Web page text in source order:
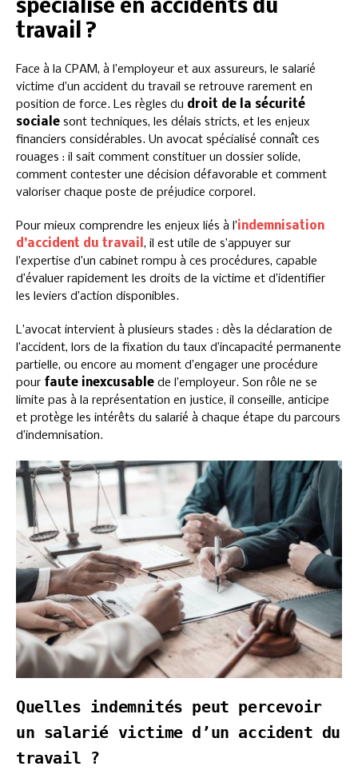
spécialisé en accidents du
travail ?
Face à la CPAM, à l’employeur et aux assureurs, le salarié
victime d’un accident du travail se retrouve rarement en
position de force. Les règles du droit de la sécurité
sociale sont techniques, les délais stricts, et les enjeux
financiers considérables. Un avocat spécialisé connaît ces
rouages : il sait comment constituer un dossier solide,
comment contester une décision défavorable et comment
valoriser chaque poste de préjudice corporel.
Pour mieux comprendre les enjeux liés à l’indemnisation
d’accident du travail , il est utile de s’appuyer sur
l’expertise d’un cabinet rompu à ces procédures, capable
d’évaluer rapidement les droits de la victime et d’identifier
les leviers d’action disponibles.
L’avocat intervient à plusieurs stades : dès la déclaration de
l’accident, lors de la fixation du taux d’incapacité permanente
partielle, ou encore au moment d’engager une procédure
pour faute inexcusable de l’employeur. Son rôle ne se
limite pas à la représentation en justice, il conseille, anticipe
et protège les intérêts du salarié à chaque étape du parcours
d’indemnisation.
Quelles indemnités peut percevoir
un salarié victime d’un accident du
travail ?